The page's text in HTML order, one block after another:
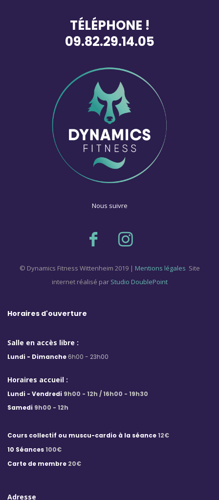
TÉLÉPHONE !
09.82.29.14.05
Nous suivre
© Dynamics Fitness Wittenheim 2019 | Mentions légales Site
internet réalisé par Studio DoublePoint
Horaires d'ouverture
Salle en accès libre :
Lundi - Dimanche 6h00 - 23h00
Horaires accueil :
Lundi - Vendredi 9h00 - 12h / 16h00 - 19h30
Samedi 9h00 - 12h
Cours collectif ou muscu-cardio à la séance12€
10 Séances100€
Carte de membre 20€
Adresse